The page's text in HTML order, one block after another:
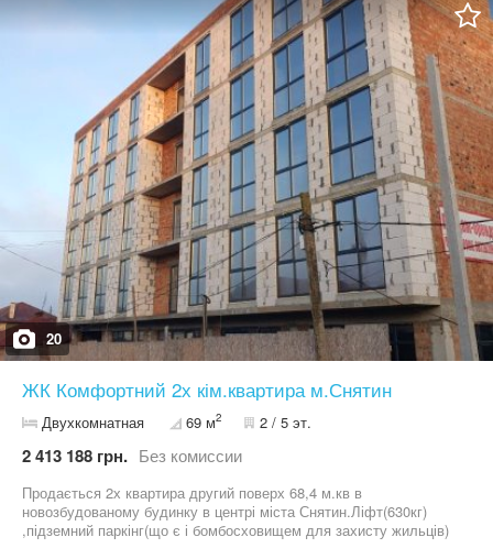
житлового або відпочинкового будинку. Також є можливість
додатково докупити сусідню земельну ділянку.
20
ЖК Комфортний 2х кім.квартира м.Снятин
Двухкомнатная 69 м2 2 / 5 эт.
2 413 188 грн. Без комиссии
Продається 2х квартира другий поверх 68,4 м.кв в
новозбудованому будинку в центрі міста Снятин.Ліфт(630кг)
,підземний паркінг(що є і бомбосховищем для захисту жильців)